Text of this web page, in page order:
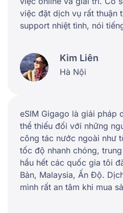
việc đặt dịch vụ rất thuận
support nhiệt tình, nói
Kim Liên
Hà Nội
eSIM Gigago là giải pháp
thể thiếu đối với những
công tác nước ngoài như
tốc độ nhanh chóng,
hầu hết các quốc gia tôi
Bản, Malaysia, Ấn Độ.
mình rất an tâm khi mua